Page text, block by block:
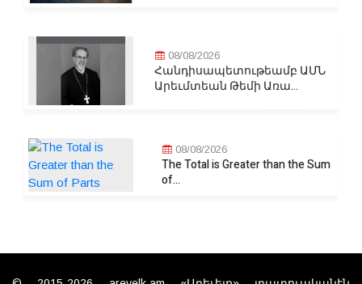
08/08/2026
Հանդիսապետութեամբ ԱՄՆ
Արեւմտեան Թեմի Առա...
08/08/2026
The Total is Greater than the Sum
of...